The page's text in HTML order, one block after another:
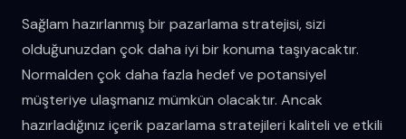
Sağlam hazırlanmış bir pazarlama stratejisi, sizi
olduğunuzdan çok daha iyi bir konuma taşıyacaktır.
Normalden çok daha fazla hedef ve potansiyel
müşteriye ulaşmanız mümkün olacaktır. Ancak
hazırladığınız içerik pazarlama stratejileri kaliteli ve etkili